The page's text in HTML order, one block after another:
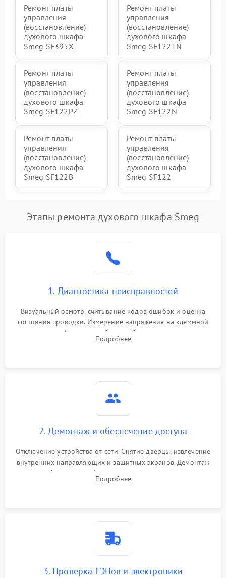
Ремонт платы
управления
(восстановление)
духового шкафа
Smeg SF395X
Ремонт платы
управления
(восстановление)
духового шкафа
Smeg SF122TN
Ремонт платы
управления
(восстановление)
духового шкафа
Smeg SF122PZ
Ремонт платы
управления
(восстановление)
духового шкафа
Smeg SF122N
Ремонт платы
управления
(восстановление)
духового шкафа
Smeg SF122B
Ремонт платы
управления
(восстановление)
духового шкафа
Smeg SF122
Этапы ремонта духового шкафа Smeg
1. Диагностика неисправностей
Визуальный осмотр, считывание кодов ошибок и оценка
состояния проводки. Измерение напряжения на клеммной
колодке. Анализ жалоб на проблемы с нагревом,
конвекцией, панелью управления или блокировкой дверцы.
Подробнее
2. Демонтаж и обеспечение доступа
Отключение устройства от сети. Снятие дверцы, извлечение
внутренних направляющих и защитных экранов. Демонтаж
задней или верхней панели для прямого доступа к
нагревательным элементам, плате и вентиляторам.
Подробнее
3. Проверка ТЭНов и электроники